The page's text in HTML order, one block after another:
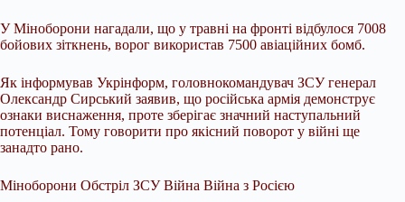
У Міноборони нагадали, що у травні на фронті відбулося 7008
бойових зіткнень, ворог використав 7500 авіаційних бомб.
Як інформував Укрінформ, головнокомандувач ЗСУ генерал
Олександр Сирський заявив, що російська армія демонструє
ознаки виснаження, проте зберігає значний наступальний
потенціал. Тому говорити про якісний поворот у війні ще
занадто рано.
Міноборони Обстріл ЗСУ Війна Війна з Росією